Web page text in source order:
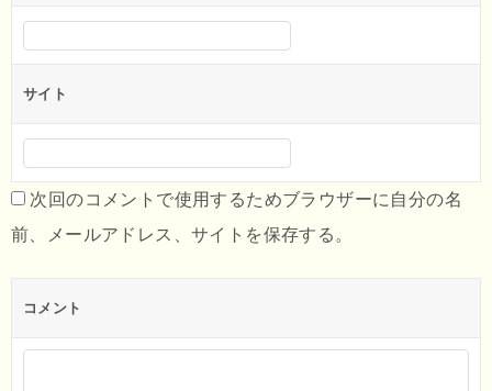
サイト
次回のコメントで使用するためブラウザーに自分の名
前、メールアドレス、サイトを保存する。
コメント